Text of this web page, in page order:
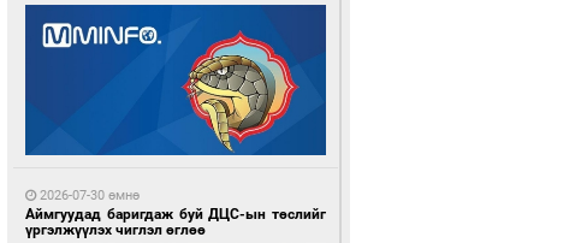
Санхүүгийн хэмнэлтийн горимд эрүүл
мэндийн салбар хамаарахгүй
2026-07-30 өмнө
Аймгуудад баригдаж буй ДЦС-ын төслийг
үргэлжүүлэх чиглэл өглөө